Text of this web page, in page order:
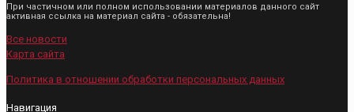
При частичном или полном использовании материалов данного сайт
активная ссылка на материал сайта - обязательна!
Все новости
Карта сайта
Политика в отношении обработки персональных данных
Навигация